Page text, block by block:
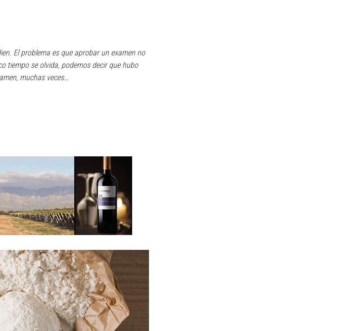
El problema es que aprobar un examen no
tiempo se olvida, podemos decir que hubo
muchas veces…